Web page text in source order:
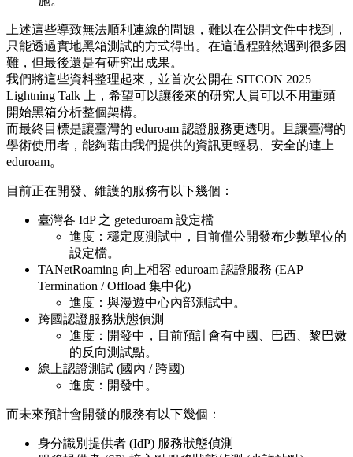
上述這些導致無法順利連線的問題，難以在公開文件中找到，
只能透過實地黑箱測試的方式得出。在這過程雖然遇到很多困
難，但最後還是有研究出成果。
我們將這些資料整理起來，並首次公開在 SITCON 2025
Lightning Talk 上，希望可以讓後來的研究人員可以不用重頭
開始黑箱分析整個架構。
而最終目標是讓臺灣的 eduroam 認證服務更透明。且讓臺灣的
學術使用者，能夠藉由我們提供的資訊更輕易、安全的連上
eduroam。
目前正在開發、維護的服務有以下幾個：
臺灣各 IdP 之 geteduroam 設定檔
進度：穩定度測試中，目前僅公開發布少數單位的
設定檔。
TANetRoaming 向上相容 eduroam 認證服務 (EAP
Termination / Offload 集中化)
進度：與漫遊中心內部測試中。
跨國認證服務狀態偵測
進度：開發中，目前預計會有中國、巴西、黎巴嫩
的反向測試點。
線上認證測試 (國內 / 跨國)
進度：開發中。
而未來預計會開發的服務有以下幾個：
身分識別提供者 (IdP) 服務狀態偵測